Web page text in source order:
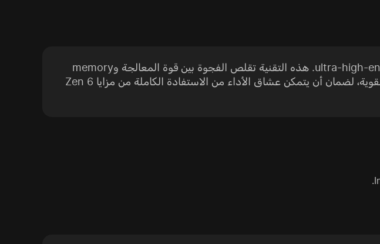
، نرى أن الانتقال إلى 288MB من cache يمثل نقطة تحول لألعاب ultra-high-end. هذه التقنية تقلص الفجوة بين قوة المعالجة وmemory
latency بشكل فعّال. سيتم تصميم أنظمتنا الرائدة القادمة لدعم هذه المعالجات القوية، لضمان أن يتمكن عشاق الأداء من الاستفادة الكاملة من مزايا Zen 6